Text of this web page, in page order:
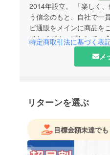
2014年設立。 「楽しく
う信念のもと、自社で一
ビ通販をメインに商品を
イケイグループとして、
様々な販売ルートから集
めている商品を開発でき
特定商取引法に基づく表
メ
リターンを選ぶ
目標金額未達で